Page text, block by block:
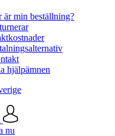
är min beställning?
hjälpämnen
nu